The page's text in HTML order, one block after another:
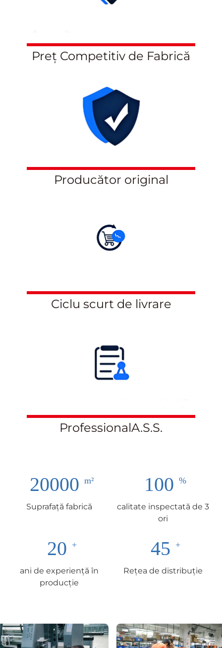
Preț Competitiv de Fabrică
Producător original
Ciclu scurt de livrare
ProfessionalA.S.S.
20000
Suprafață fabrică
100
calitate inspectată de 3
ori
20
ani de experiență în
producție
45
Rețea de distribuție